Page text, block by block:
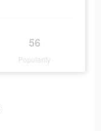
56
Popularity